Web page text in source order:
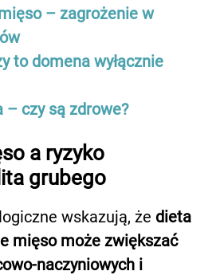
– zagrożenie w
to domena wyłącznie
– czy są zdrowe?
a ryzyko
grubego
wskazują, że dieta
mięso może zwiększać
naczyniowych i